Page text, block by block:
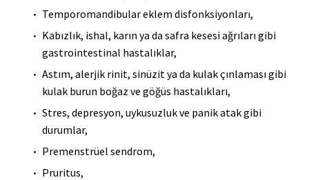
Temporomandibular eklem disfonksiyonları,
Kabızlık, ishal, karın ya da safra kesesi ağrıları gibi
gastrointestinal hastalıklar,
Astım, alerjik rinit, sinüzit ya da kulak çınlaması gibi
kulak burun boğaz ve göğüs hastalıkları,
Stres, depresyon, uykusuzluk ve panik atak gibi
durumlar,
Premenstrüel sendrom,
Pruritus,